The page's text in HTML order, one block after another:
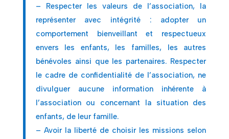
– Respecter les valeurs de l’association, la
représenter avec intégrité : adopter un
comportement bienveillant et respectueux
envers les enfants, les familles, les autres
bénévoles ainsi que les partenaires. Respecter
le cadre de confidentialité de l’association, ne
divulguer aucune information inhérente à
l’association ou concernant la situation des
enfants, de leur famille.
– Avoir la liberté de choisir les missions selon